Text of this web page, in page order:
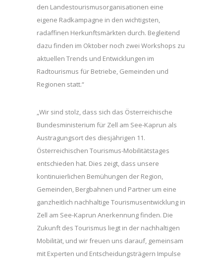
den Landestourismusorganisationen eine
eigene Radkampagne in den wichtigsten,
radaffinen Herkunftsmärkten durch. Begleitend
dazu finden im Oktober noch zwei Workshops zu
aktuellen Trends und Entwicklungen im
Radtourismus für Betriebe, Gemeinden und
Regionen statt.“
„Wir sind stolz, dass sich das Österreichische
Bundesministerium für Zell am See-Kaprun als
Austragungsort des diesjährigen 11.
Österreichischen Tourismus-Mobilitätstages
entschieden hat. Dies zeigt, dass unsere
kontinuierlichen Bemühungen der Region,
Gemeinden, Bergbahnen und Partner um eine
ganzheitlich nachhaltige Tourismusentwicklung in
Zell am See-Kaprun Anerkennung finden. Die
Zukunft des Tourismus liegt in der nachhaltigen
Mobilität, und wir freuen uns darauf, gemeinsam
mit Experten und Entscheidungsträgern Impulse